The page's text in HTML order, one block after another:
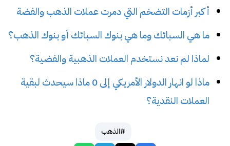
أكبر أزمات التضخم التي دمرت عملات الذهب والفضة
ما هي السبائك وما هي بنوك السبائك أو بنوك الذهب؟
لماذا لم نعد نستخدم العملات الذهبية والفضية؟
ماذا لو انهار الدولار الأمريكي إلى 0 ماذا سيحدث لبقية
العملات النقدية؟
#الذهب